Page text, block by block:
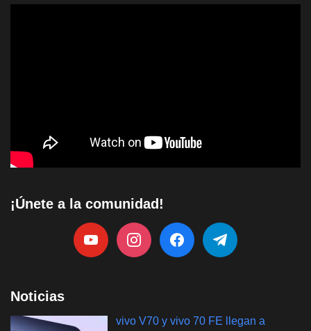
¡Únete a la comunidad!
Noticias
vivo V70 y vivo 70 FE llegan a